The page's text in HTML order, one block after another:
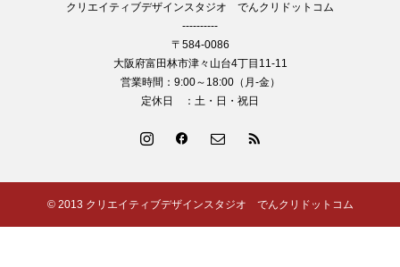
クリエイティブデザインスタジオ でんクリドットコム
----------
〒584-0086
大阪府富田林市津々山台4丁目11-11
営業時間：9:00～18:00（月-金）
定休日 ：土・日・祝日
© 2013 クリエイティブデザインスタジオ でんクリドットコム